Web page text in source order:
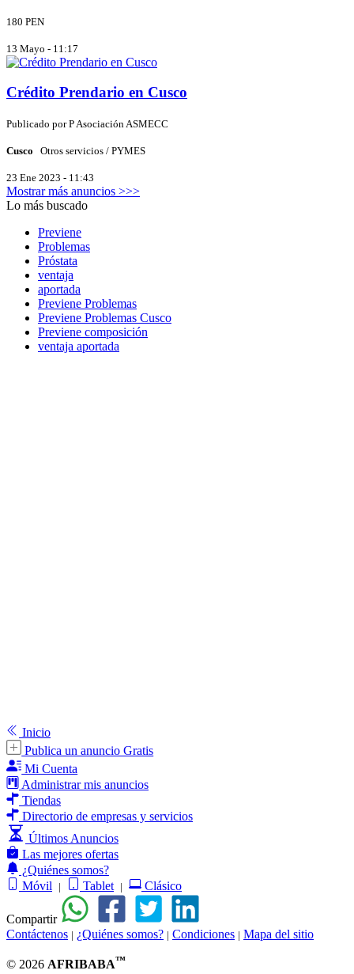
180 PEN
13 Mayo - 11:17
Crédito Prendario en Cusco
Publicado porP Asociación ASMECC
Cusco Otros servicios / PYMES
23 Ene 2023 - 11:43
Mostrar más anuncios >>>
Lo más buscado
Previene
Problemas
Próstata
ventaja
aportada
Previene Problemas
Previene Problemas Cusco
Previene composición
ventaja aportada
Inicio
Publica un anuncio Gratis
Mi Cuenta
Administrar mis anuncios
Tiendas
Directorio de empresas y servicios
Últimos Anuncios
Las mejores ofertas
¿Quiénes somos?
Móvil
| Tablet | Clásico
Compartir
Contáctenos | ¿Quiénes somos? | Condiciones | Mapa del sitio
© 2026 AFRIBABA™